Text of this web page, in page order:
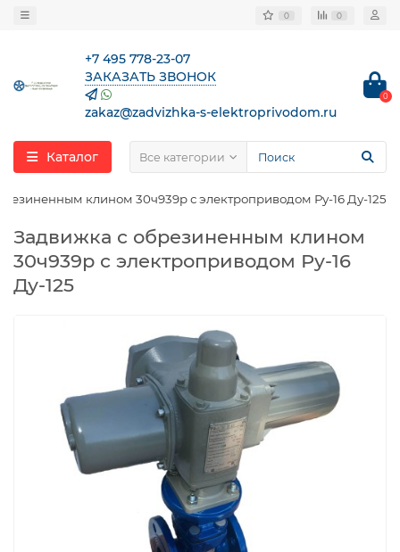
0 0
+7 495 778-23-07
ЗАКАЗАТЬ ЗВОНОК
zakaz@zadvizhka-s-elektroprivodom.ru
0
Каталог Все категории
клином 30ч939р с электроприводом Ру-16 Ду-125
Задвижка с обрезиненным клином
30ч939р с электроприводом Ру-16
Ду-125